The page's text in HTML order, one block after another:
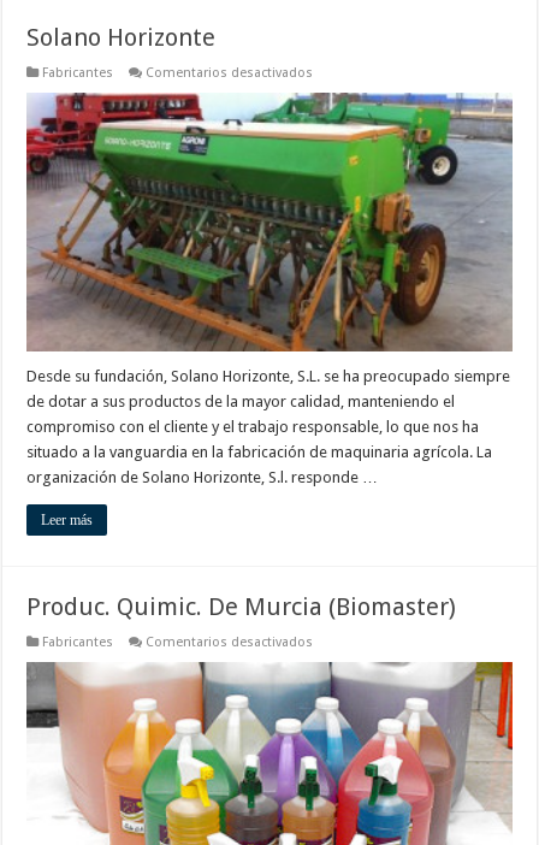
Solano Horizonte
Fabricantes Comentarios desactivados
Horizonte
Desde su fundación, Solano Horizonte, S.L. se ha preocupado siempre
de dotar a sus productos de la mayor calidad, manteniendo el
compromiso con el cliente y el trabajo responsable, lo que nos ha
situado a la vanguardia en la fabricación de maquinaria agrícola. La
organización de Solano Horizonte, S.l. responde …
Leer más
Produc. Quimic. De Murcia (Biomaster)
Fabricantes Comentarios desactivados
Quimic.
De
Murcia
(Biomaster)